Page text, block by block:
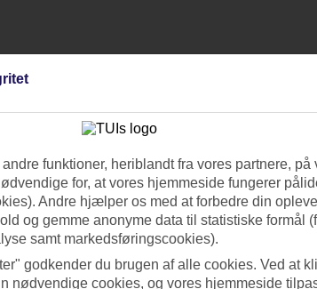
funktioner, heriblandt fra vores partnere, på
for, at vores hjemmeside fungerer
Andre hjælper os med at forbedre din
og gemme anonyme data til statistiske formål
samt markedsføringscookies).
godkender du brugen af alle cookies. Ved at
nødvendige cookies, og vores hjemmeside